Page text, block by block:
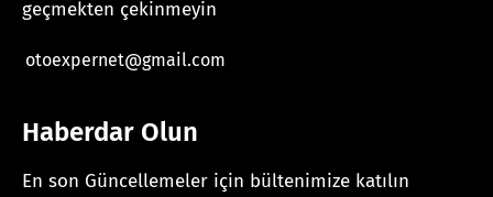
geçmekten çekinmeyin
otoexpernet@gmail.com
Haberdar Olun
En son Güncellemeler için bültenimize katılın